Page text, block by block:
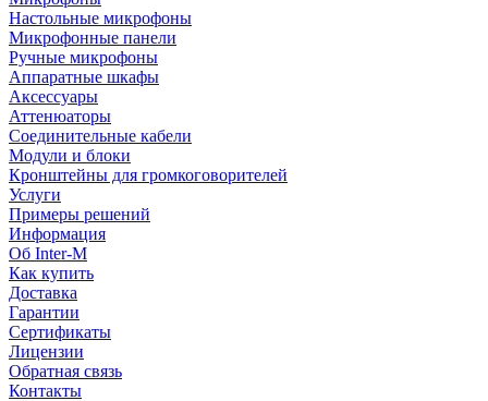
Настольные микрофоны
Микрофонные панели
Ручные микрофоны
Аппаратные шкафы
Аксессуары
Аттенюаторы
Соединительные кабели
Модули и блоки
Кронштейны для громкоговорителей
Услуги
Примеры решений
Информация
Об Inter-M
Как купить
Доставка
Гарантии
Сертификаты
Лицензии
Обратная связь
Контакты